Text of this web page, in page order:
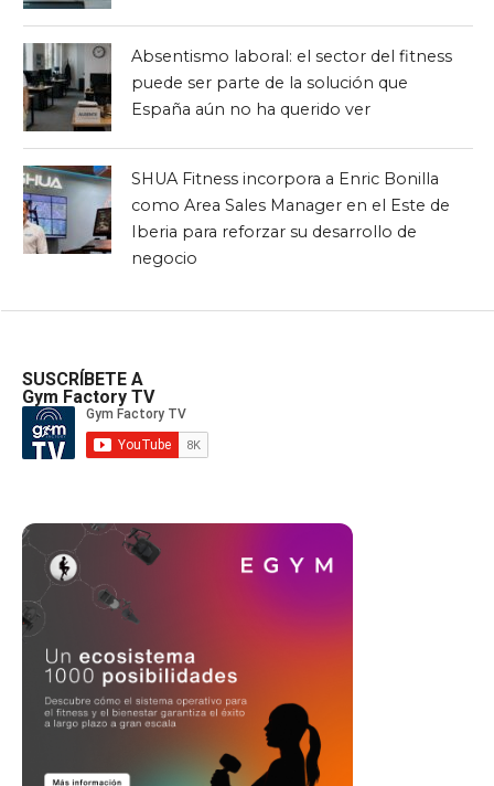
Absentismo laboral: el sector del fitness
puede ser parte de la solución que
España aún no ha querido ver
SHUA Fitness incorpora a Enric Bonilla
como Area Sales Manager en el Este de
Iberia para reforzar su desarrollo de
negocio
SUSCRÍBETE A
Gym Factory TV